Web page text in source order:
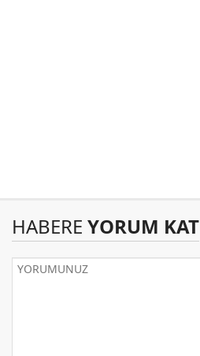
HABERE YORUM KAT